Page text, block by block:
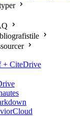
+ CiteDrive